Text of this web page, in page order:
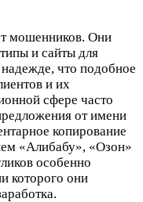
мошенников. Они
и сайты для
что подобное
и их
сфере часто
от имени
копирование
«Алибабу», «Озон»
особенно
которого они